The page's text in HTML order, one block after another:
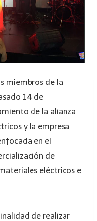
miembros de la
14 de
de la alianza
y la empresa
en el
de
eléctricos e
de realizar